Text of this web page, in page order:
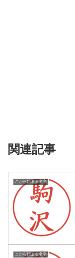
関連記事
こから始まる名字
こから始まる名字